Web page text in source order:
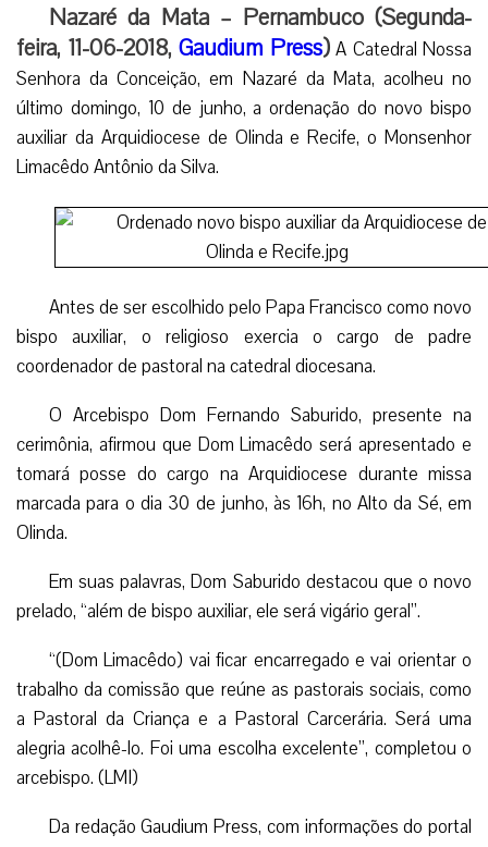
Nazaré da Mata – Pernambuco (Segunda-
feira, 11-06-2018, Gaudium Press)A Catedral Nossa
Senhora da Conceição, em Nazaré da Mata, acolheu no
último domingo, 10 de junho, a ordenação do novo bispo
auxiliar da Arquidiocese de Olinda e Recife, o Monsenhor
Limacêdo Antônio da Silva.
Antes de ser escolhido pelo Papa Francisco como novo
bispo auxiliar, o religioso exercia o cargo de padre
coordenador de pastoral na catedral diocesana.
O Arcebispo Dom Fernando Saburido, presente na
cerimônia, afirmou que Dom Limacêdo será apresentado e
tomará posse do cargo na Arquidiocese durante missa
marcada para o dia 30 de junho, às 16h, no Alto da Sé, em
Olinda.
Em suas palavras, Dom Saburido destacou que o novo
prelado, “além de bispo auxiliar, ele será vigário geral”.
“(Dom Limacêdo) vai ficar encarregado e vai orientar o
trabalho da comissão que reúne as pastorais sociais, como
a Pastoral da Criança e a Pastoral Carcerária. Será uma
alegria acolhê-lo. Foi uma escolha excelente”, completou o
arcebispo. (LMI)
Da redação Gaudium Press, com informações do portal